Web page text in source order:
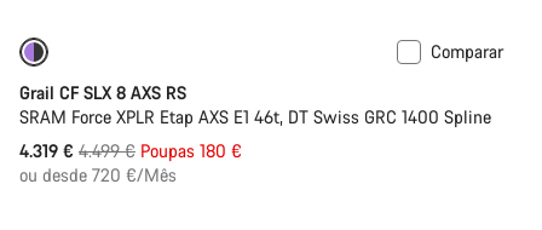
Comparar
Grail CF SLX 8 AXS RS
SRAM Force XPLR Etap AXS E1 46t, DT Swiss GRC 1400 Spline
4.319 € Preço
Original
4.499 € Poupas 180 €
ou desde 720 €/Mês